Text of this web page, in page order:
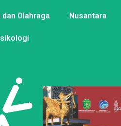
dan Olahraga Nusantara